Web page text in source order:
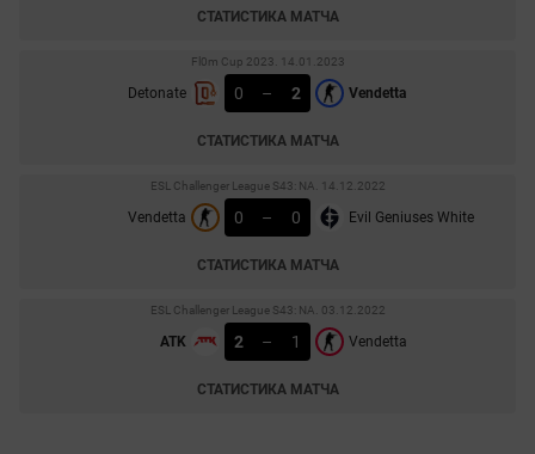
СТАТИСТИКА МАТЧА
Fl0m Cup 2023. 14.01.2023
Detonate 0 – 2 Vendetta
СТАТИСТИКА МАТЧА
ESL Challenger League S43: NA. 14.12.2022
Vendetta 0 – 0 Evil Geniuses White
СТАТИСТИКА МАТЧА
ESL Challenger League S43: NA. 03.12.2022
ATK 2 – 1 Vendetta
СТАТИСТИКА МАТЧА